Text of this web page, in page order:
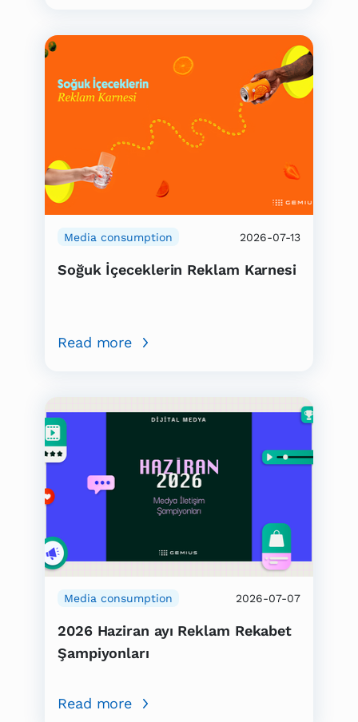
Media consumption 2026-07-13
Soğuk İçeceklerin Reklam Karnesi
Read more
Media consumption 2026-07-07
2026 Haziran ayı Reklam Rekabet
Şampiyonları
Read more